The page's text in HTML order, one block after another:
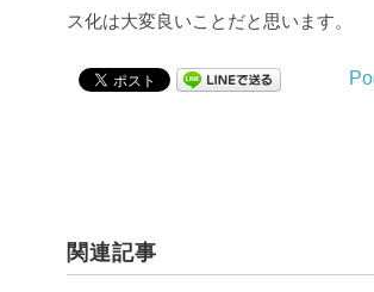
ス化は大変良いことだと思います。
関連記事